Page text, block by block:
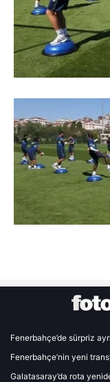
Fenerbahçe’de sürpriz
Fenerbahçe’nin yeni
Galatasaray’da rota